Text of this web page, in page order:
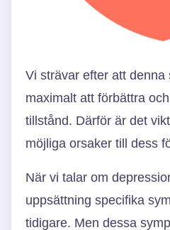
Vi strävar efter att denna
maximalt att förbättra
tillstånd. Därför är det
möjliga orsaker till dess
När vi talar om
uppsättning specifika
tidigare. Men dessa